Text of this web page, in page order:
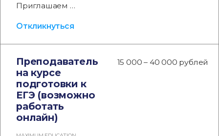
Приглашаем …
Откликнуться
Преподаватель
на курсе
подготовки к
ЕГЭ (возможно
работать
онлайн)
15 000 – 40 000 рублей